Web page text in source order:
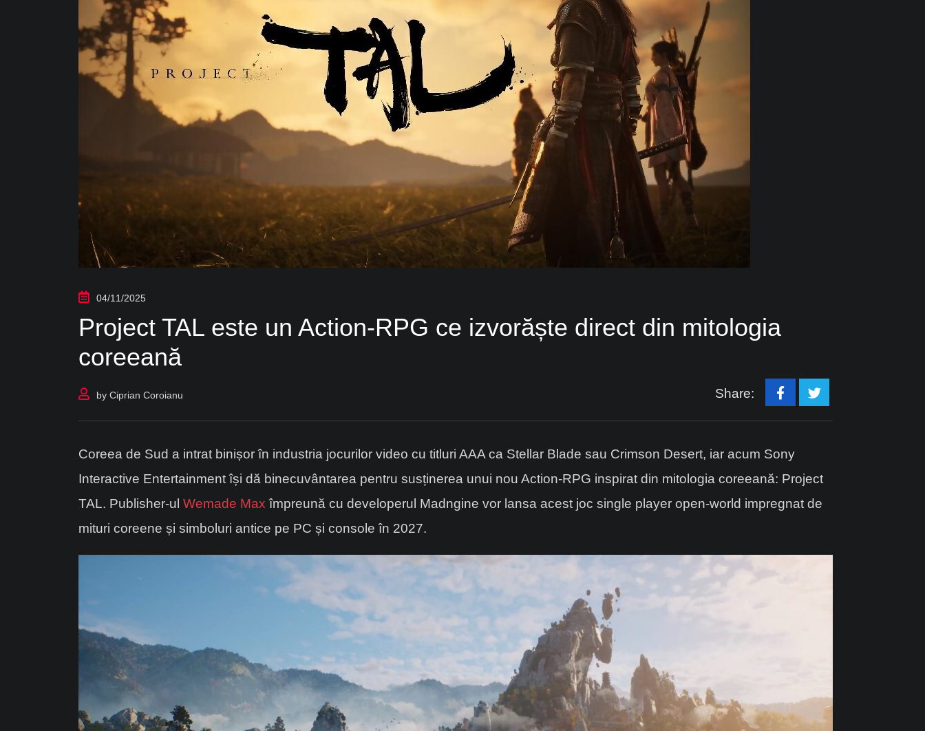
04/11/2025
Project TAL este un Action-RPG ce izvorăște direct din mitologia
coreeană
by Ciprian Coroianu Share:
Coreea de Sud a intrat binișor în industria jocurilor video cu titluri AAA ca Stellar Blade sau Crimson Desert, iar acum Sony
Interactive Entertainment își dă binecuvântarea pentru susținerea unui nou Action-RPG inspirat din mitologia coreeană: Project
TAL. Publisher-ul Wemade Max împreună cu developerul Madngine vor lansa acest joc single player open-world impregnat de
mituri coreene și simboluri antice pe PC și console în 2027.